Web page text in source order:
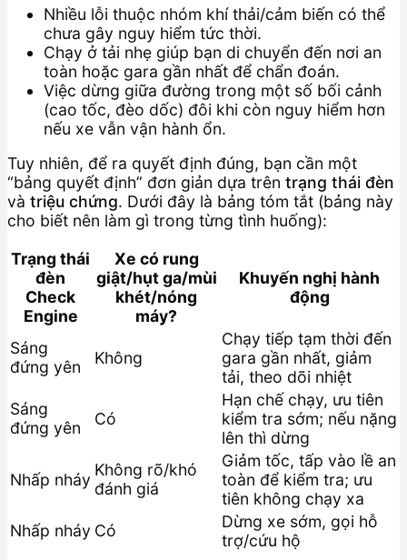
Nhiều lỗi thuộc nhóm khí thải/cảm biến có thể
chưa gây nguy hiểm tức thời.
Chạy ở tải nhẹ giúp bạn di chuyển đến nơi an
toàn hoặc gara gần nhất để chẩn đoán.
Việc dừng giữa đường trong một số bối cảnh
(cao tốc, đèo dốc) đôi khi còn nguy hiểm hơn
nếu xe vẫn vận hành ổn.
Tuy nhiên, để ra quyết định đúng, bạn cần một
“bảng quyết định” đơn giản dựa trên trạng thái đèn
và triệu chứng. Dưới đây là bảng tóm tắt (bảng này
cho biết nên làm gì trong từng tình huống):
Trạng thái
đèn
Check
Engine
Xe có rung
giật/hụt ga/mùi
khét/nóng
máy?
Khuyến nghị hành
động
Sáng
đứng yên
Không
Chạy tiếp tạm thời đến
gara gần nhất, giảm
tải, theo dõi nhiệt
Sáng
đứng yên
Có
Hạn chế chạy, ưu tiên
kiểm tra sớm; nếu nặng
lên thì dừng
Nhấp nháy
Không rõ/khó
đánh giá
Giảm tốc, tấp vào lề an
toàn để kiểm tra; ưu
tiên không chạy xa
Nhấp nháy Có
Dừng xe sớm, gọi hỗ
trợ/cứu hộ